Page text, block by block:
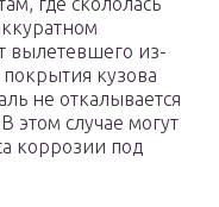
вылетевшего из-
кузова
не откалывается
этом случае могут
коррозии под